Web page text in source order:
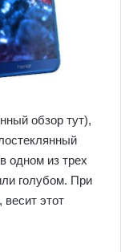
обзор тут),
одном из трех
голубом. При
этот